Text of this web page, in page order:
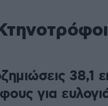
38,1
για